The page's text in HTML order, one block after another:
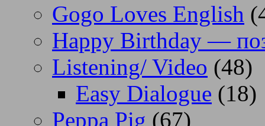
Gogo Loves English
Happy Birthday —
Listening/ Video (48)
Easy Dialogue (18)
Peppa Pig (67)